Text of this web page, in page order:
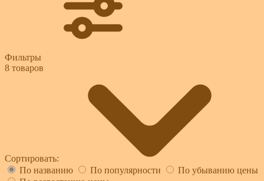
Фильтры
8 товаров
Сортировать:
По названию
По популярности
По убыванию цены